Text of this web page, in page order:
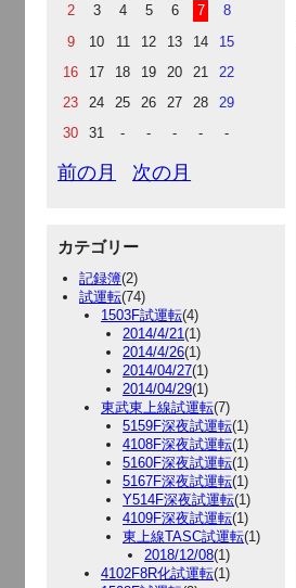
2
3 4 5 6 7
8
9
10 11 12 13 14
15
16
17 18 19 20 21
22
23
24 25 26 27 28
29
30
31 - - - - -
前の月 次の月
カテゴリー
記録簿(2)
試運転(74)
1503F試運転(4)
2014/4/21(1)
2014/4/26(1)
2014/04/27(1)
2014/04/29(1)
東武東上線試運転(7)
5159F深夜試運転(1)
4108F深夜試運転(1)
5160F深夜試運転(1)
5167F深夜試運転(1)
Y514F深夜試運転(1)
4109F深夜試運転(1)
東上線TASC試運転(1)
2018/12/08(1)
4102F8R化試運転(1)